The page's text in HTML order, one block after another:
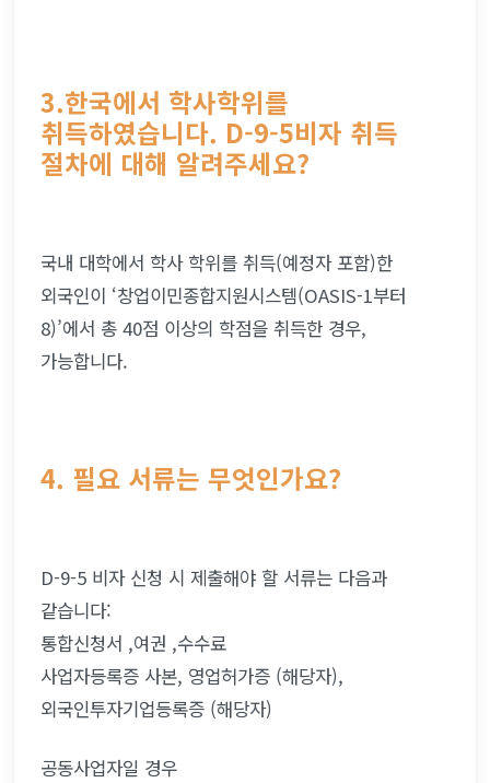
3.한국에서 학사학위를
취득하였습니다. D-9-5비자 취득
절차에 대해 알려주세요?
국내 대학에서 학사 학위를 취득(예정자 포함)한
외국인이 ‘창업이민종합지원시스템(OASIS-1부터
8)’에서 총 40점 이상의 학점을 취득한 경우,
가능합니다.
4. 필요 서류는 무엇인가요?
D-9-5 비자 신청 시 제출해야 할 서류는 다음과
같습니다:
통합신청서 ,여권 ,수수료
사업자등록증 사본, 영업허가증 (해당자),
외국인투자기업등록증 (해당자)
공동사업자일 경우